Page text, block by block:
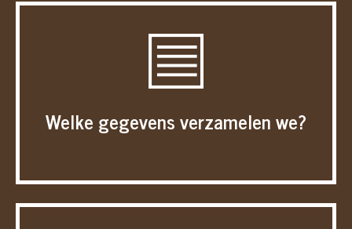
Welke gegevens verzamelen we?